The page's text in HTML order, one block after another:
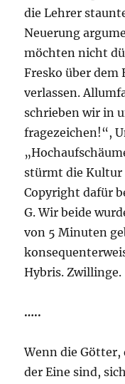
die Lehrer
Neuerung
möchten nicht
Fresko über
verlassen.
schrieben wir in
fragezeichen!“,
stürmt die Kultur
Copyright dafür
G. Wir beide
von 5 Minuten
Hybris. Zwillinge.
…..
Wenn die
der Eine sind,